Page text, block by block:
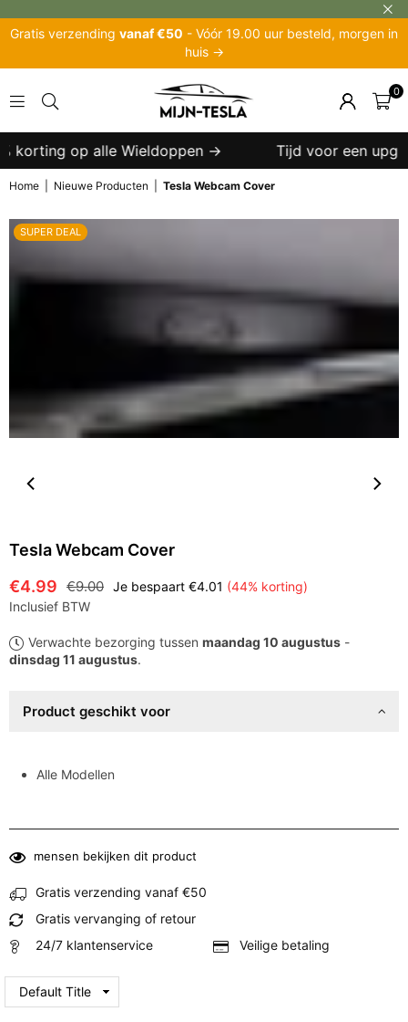
Gratis verzending vanaf €50 - Vóór 19.00 uur besteld, morgen in
huis →
TESLA
0
op alle Wieldoppen → Tijd voor een
Home Nieuwe Producten Tesla Webcam Cover
SUPER DEAL
Tesla Webcam Cover
Normale
prijs
€4.99 €9.00 Je bespaart €4.01 (44% korting)
Inclusief BTW
Verwachte bezorging tussen maandag 10 augustus -
dinsdag 11 augustus.
Product geschikt voor
Alle Modellen
mensen bekijken dit product
Gratis verzending vanaf €50
Gratis vervanging of retour
24/7 klantenservice
Veilige betaling